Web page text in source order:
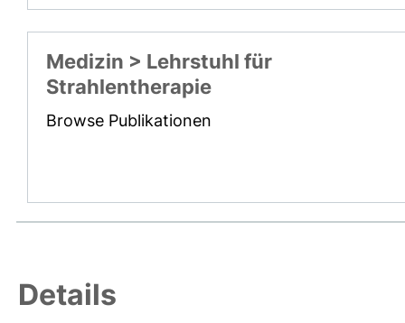
Medizin > Lehrstuhl für
Strahlentherapie
Browse Publikationen
Details